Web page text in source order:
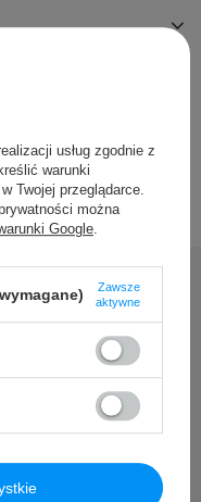
Masz
najciekawsze
usług zgodnie z
warunki
Twojej przeglądarce.
można
Google.
Zawsze
aktywne